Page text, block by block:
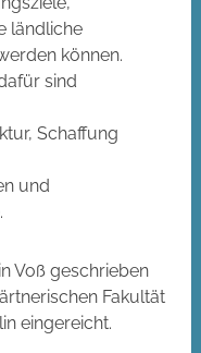
ländliche
können.
sind
Schaffung
und
Voß geschrieben
Fakultät
eingereicht.